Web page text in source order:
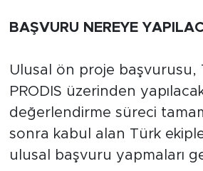
BAŞVURU NEREYE
Ulusal ön proje başvurusu,
PRODIS üzerinden
değerlendirme süreci
sonra kabul alan Türk
ulusal başvuru yapmaları